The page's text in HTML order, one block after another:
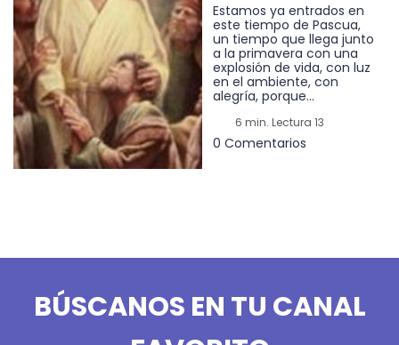
Estamos ya entrados en
este tiempo de Pascua,
un tiempo que llega junto
a la primavera con una
explosión de vida, con luz
en el ambiente, con
alegría, porque...
6 min. Lectura 13
0 Comentarios
BÚSCANOS EN TU CANAL